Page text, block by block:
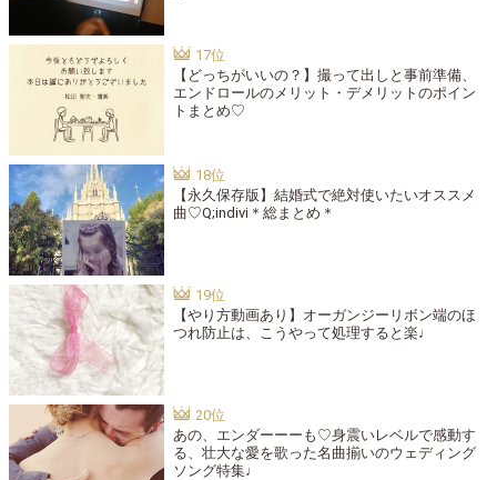
【どっちがいいの？】撮って出しと事前準備、
エンドロールのメリット・デメリットのポイン
トまとめ♡
【永久保存版】結婚式で絶対使いたいオススメ
曲♡Q;indivi＊総まとめ＊
【やり方動画あり】オーガンジーリボン端のほ
つれ防止は、こうやって処理すると楽♩
あの、エンダーーーも♡身震いレベルで感動す
る、壮大な愛を歌った名曲揃いのウェディング
ソング特集♩